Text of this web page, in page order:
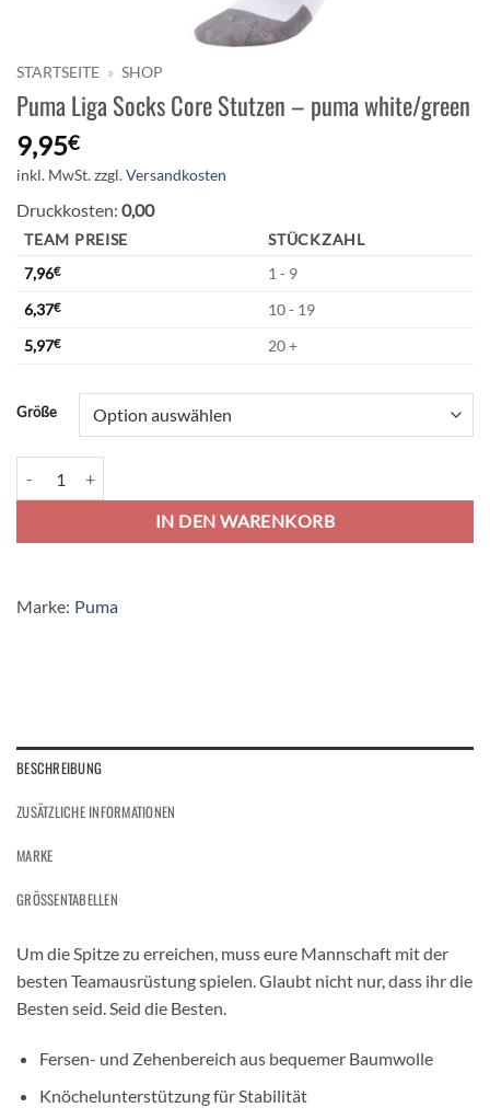
STARTSEITE » SHOP
Puma Liga Socks Core Stutzen – puma white/green
9,95€
inkl. MwSt.zzgl.Versandkosten
Druckkosten: 0,00
TEAM PREISE
STÜCKZAHL
7,96€
1 - 9
6,37€
10 - 19
5,97€ 20 +
Größe
IN DEN WARENKORB
Alternative:
Marke: Puma
BESCHREIBUNG
ZUSÄTZLICHE INFORMATIONEN
MARKE
GRÖSSENTABELLEN
Um die Spitze zu erreichen, muss eure Mannschaft mit der
besten Teamausrüstung spielen. Glaubt nicht nur, dass ihr die
Besten seid. Seid die Besten.
Fersen- und Zehenbereich aus bequemer Baumwolle
Knöchelunterstützung für Stabilität